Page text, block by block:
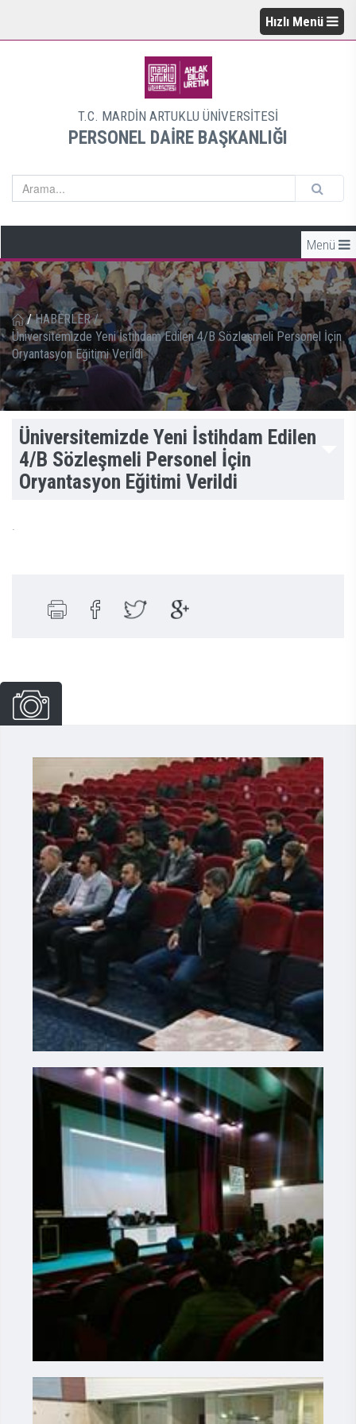
Hızlı Menü
T.C. MARDİN ARTUKLU ÜNİVERSİTESİ
PERSONEL DAİRE BAŞKANLIĞI
Menü
/ HABERLER /
Üniversitemizde Yeni İstihdam Edilen 4/B Sözleşmeli Personel İçin
Oryantasyon Eğitimi Verildi
Üniversitemizde Yeni İstihdam Edilen
4/B Sözleşmeli Personel İçin
Oryantasyon Eğitimi Verildi
.